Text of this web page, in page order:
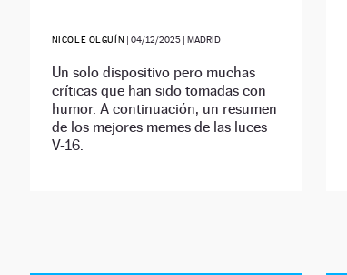
NICOLE OLGUÍN |04/12/2025 | MADRID
Un solo dispositivo pero muchas
críticas que han sido tomadas con
humor. A continuación, un resumen
de los mejores memes de las luces
V-16.